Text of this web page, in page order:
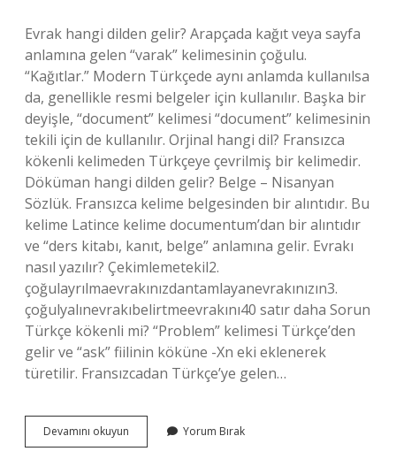
Evrak hangi dilden gelir? Arapçada kağıt veya sayfa
anlamına gelen “varak” kelimesinin çoğulu.
“Kağıtlar.” Modern Türkçede aynı anlamda kullanılsa
da, genellikle resmi belgeler için kullanılır. Başka bir
deyişle, “document” kelimesi “document” kelimesinin
tekili için de kullanılır. Orjinal hangi dil? Fransızca
kökenli kelimeden Türkçeye çevrilmiş bir kelimedir.
Döküman hangi dilden gelir? Belge – Nisanyan
Sözlük. Fransızca kelime belgesinden bir alıntıdır. Bu
kelime Latince kelime documentum’dan bir alıntıdır
ve “ders kitabı, kanıt, belge” anlamına gelir. Evrakı
nasıl yazılır? Çekimlemetekil2.
çoğulayrılmaevrakınızdantamlayanevrakınızın3.
çoğulyalınevrakıbelirtmeevrakını40 satır daha Sorun
Türkçe kökenli mi? “Problem” kelimesi Türkçe’den
gelir ve “ask” fiilinin köküne -Xn eki eklenerek
türetilir. Fransızcadan Türkçe’ye gelen…
Devamını okuyun
Hangi
Yorum Bırak